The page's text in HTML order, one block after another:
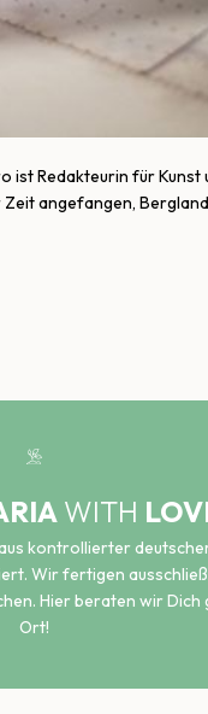
Redakteurin für Kunst
Zeit angefangen,
WITH
kontrollierter
Wir fertigen
Hier beraten wir Dich
Ort!